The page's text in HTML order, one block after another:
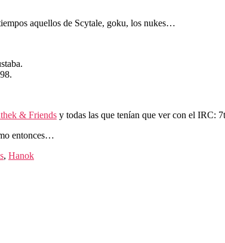
aquellos de Scytale, goku, los nukes…
& Friends y todas las que tenían que ver con el IRC:
entonces…
, Hanok